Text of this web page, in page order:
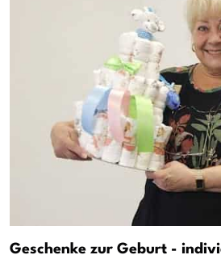
Geschenke zur Geburt -